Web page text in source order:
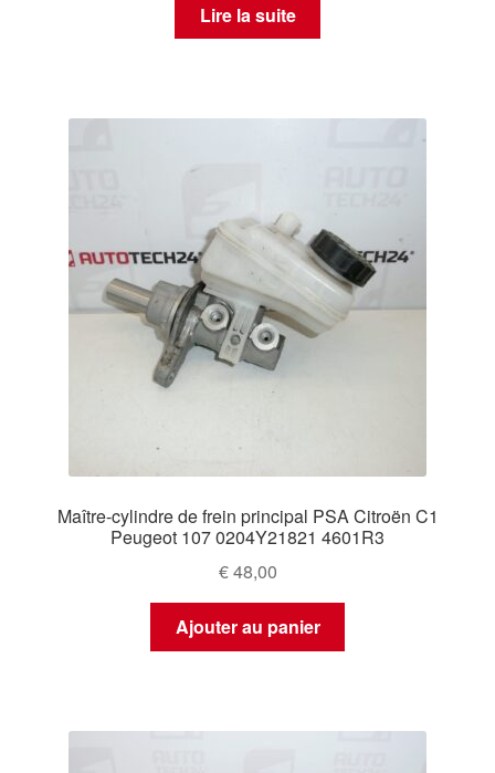
Lire la suite
Maître-cylindre de frein principal PSA Citroën C1
Peugeot 107 0204Y21821 4601R3
€48,00
Ajouter au panier